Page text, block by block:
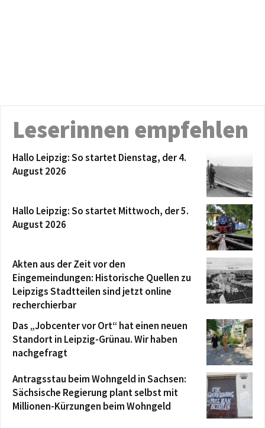
Leserinnen empfehlen
Hallo Leipzig: So startet Dienstag, der 4.
August 2026
Hallo Leipzig: So startet Mittwoch, der 5.
August 2026
Akten aus der Zeit vor den
Eingemeindungen: Historische Quellen zu
Leipzigs Stadtteilen sind jetzt online
recherchierbar
Das „Jobcenter vor Ort“ hat einen neuen
Standort in Leipzig-Grünau. Wir haben
nachgefragt
Antragsstau beim Wohngeld in Sachsen:
Sächsische Regierung plant selbst mit
Millionen-Kürzungen beim Wohngeld